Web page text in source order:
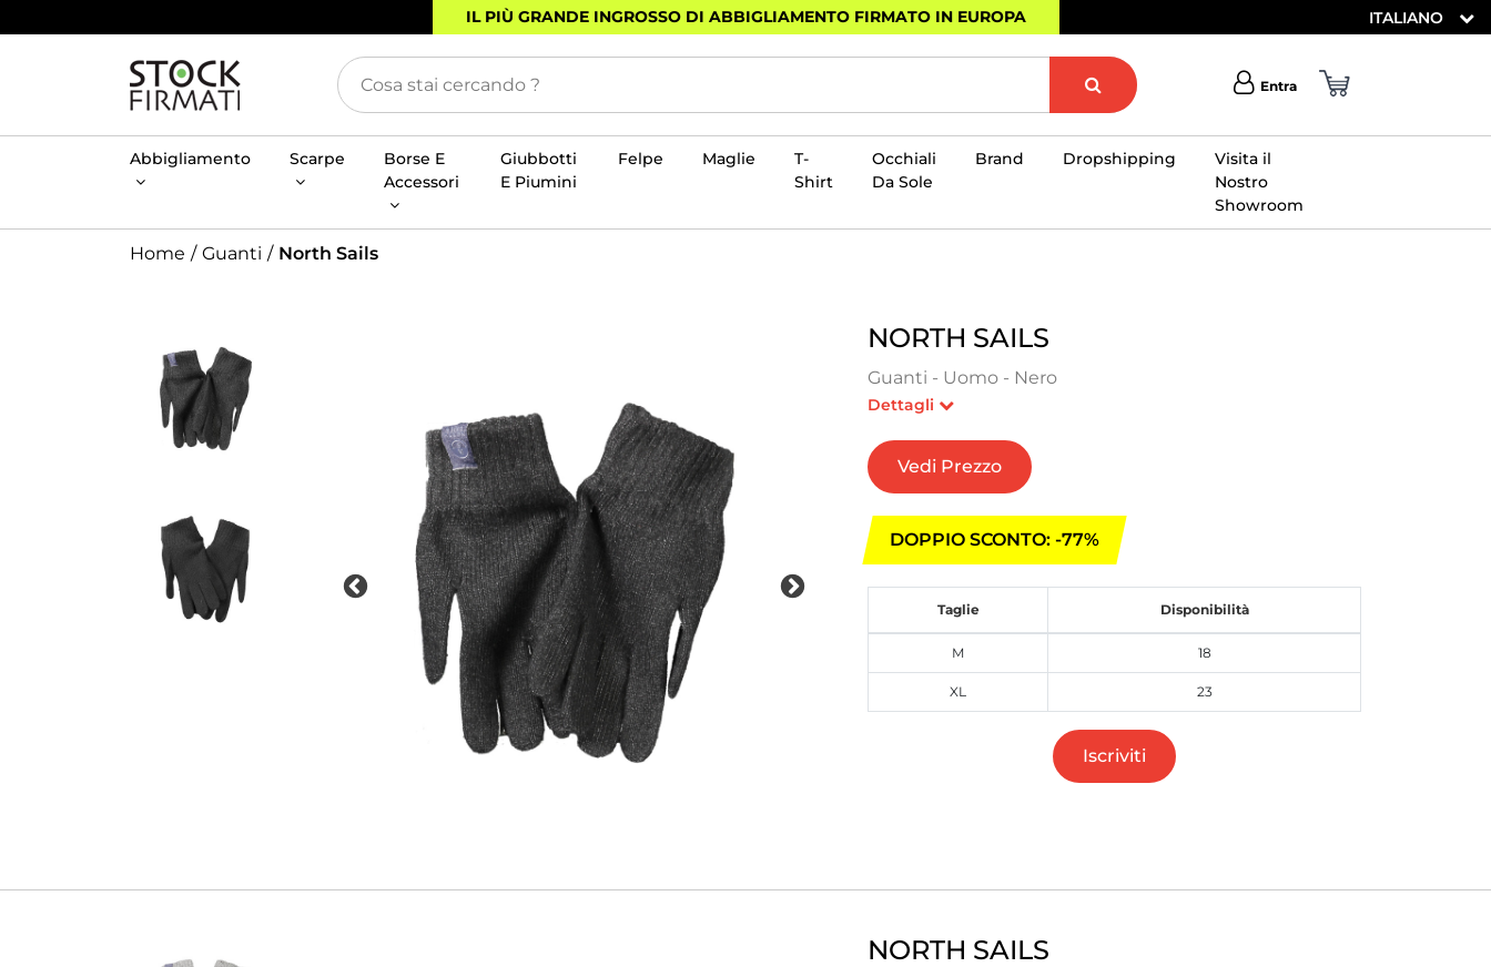
IL PIÙ GRANDE INGROSSO DI ABBIGLIAMENTO FIRMATO IN EUROPA ITALIANO
Entra
Abbigliamento Scarpe
Borse E
Accessori
Giubbotti
E Piumini
Felpe Maglie
T-
Shirt
Occhiali
Da Sole
Brand Dropshipping
Visita il
Nostro
Showroom
×
Home Guanti North Sails
NORTH SAILS
Guanti - Uomo - Nero
Dettagli
Vedi Prezzo
DOPPIO SCONTO: -77%
Taglie Disponibilità
M 18
XL 23
Iscriviti
NORTH SAILS